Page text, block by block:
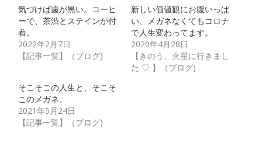
気づけば歯が黒い。コーヒ
ーで、茶渋とステインが付
着。
2022年2月7日
【記事一覧】（ブログ)
新しい価値観にお腹いっぱ
い、メガネなくてもコロナ
で人生変わってます。
2020年4月28日
【きのう、火星に行きまし
た ♡ 】（ブログ)
そこそこの人生と、そこそ
このメガネ。
2021年5月24日
【記事一覧】（ブログ)